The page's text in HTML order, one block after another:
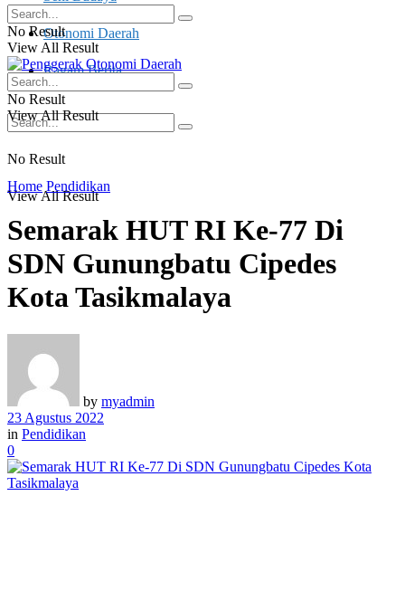
Otonomi Daerah
Ragam Berita
No Result
View All Result
No Result
View All Result
No Result
View All Result
Home Pendidikan
Semarak HUT RI Ke-77 Di
SDN Gunungbatu Cipedes
Kota Tasikmalaya
by myadmin
23 Agustus 2022
in Pendidikan
0